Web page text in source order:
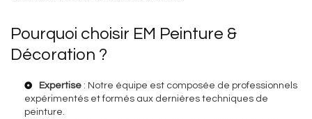
Pourquoi choisir EM Peinture &
Décoration ?
Expertise : Notre équipe est composée de professionnels
expérimentés et formés aux dernières techniques de
peinture.